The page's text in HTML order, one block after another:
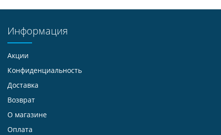
Информация
Акции
Конфиденциальность
Доставка
Возврат
О магазине
Оплата